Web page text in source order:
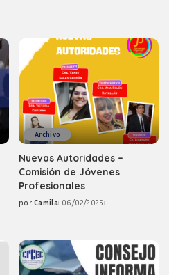
Archivo
Nuevas Autoridades –
Comisión de Jóvenes
Profesionales
Posted
por Camila 06/02/2025